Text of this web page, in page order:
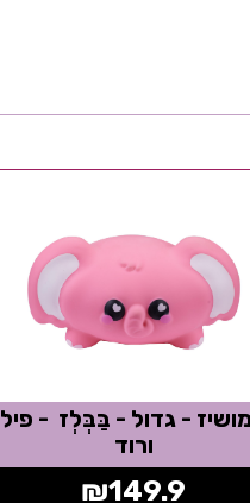
- גדול - בַּבְּלְז - פיל
ורוד
₪149.9